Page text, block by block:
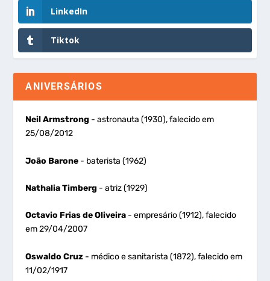
LinkedIn
Tiktok
ANIVERSÁRIOS
Neil Armstrong - astronauta (1930), falecido em
25/08/2012
João Barone - baterista (1962)
Nathalia Timberg - atriz (1929)
Octavio Frias de Oliveira - empresário (1912), falecido
em 29/04/2007
Oswaldo Cruz - médico e sanitarista (1872), falecido em
11/02/1917